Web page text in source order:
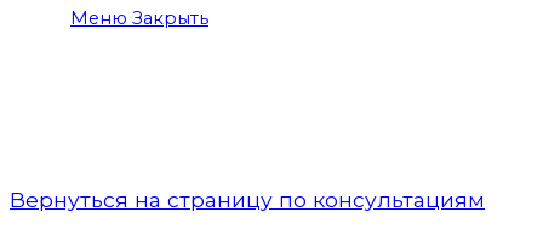
Меню Закрыть
Вернуться на страницу по консультациям